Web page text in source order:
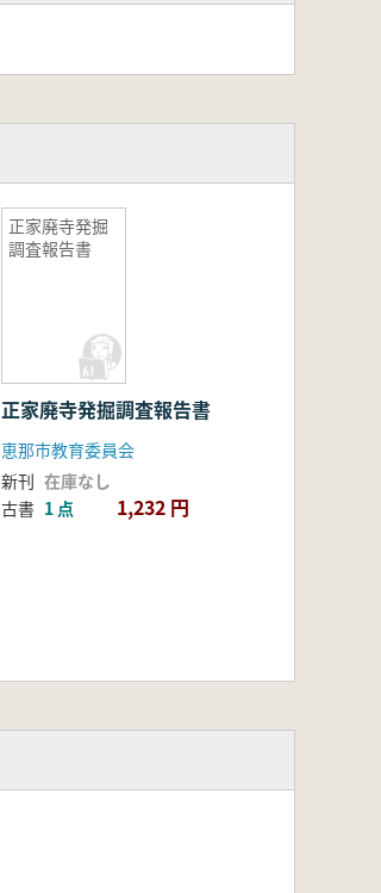
正家廃寺発掘
調査報告書
正家廃寺発掘調査報告書
恵那市教育委員会
新刊 在庫なし
古書 1 点 1,232 円